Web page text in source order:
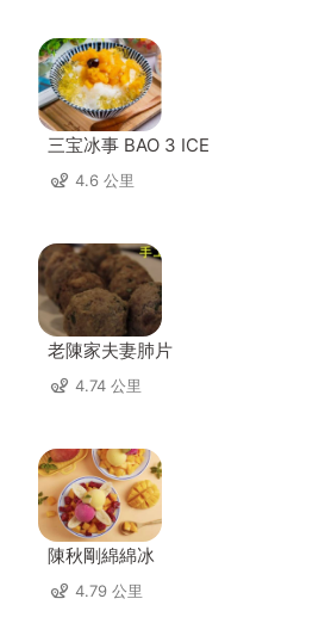
三宝冰事 BAO 3 ICE
4.6 公里
老陳家夫妻肺片
4.74 公里
陳秋剛綿綿冰
4.79 公里